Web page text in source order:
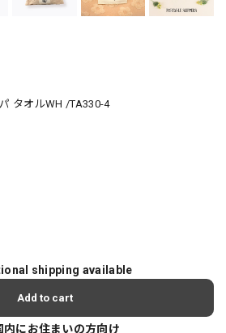
タオルWH /TA330-4
shipping available
Add to cart
内にお住まいの方向け